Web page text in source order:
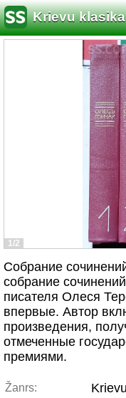
Krievu klasika
1/2
Собрание
собрание
писателя Олеся
впервые. Автор
произведения,
отмеченные
премиями.
Žanrs: